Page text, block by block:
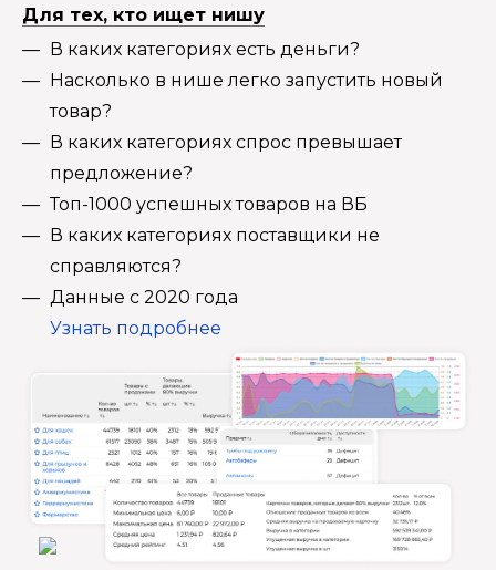
Для тех, кто ищет нишу
В каких категориях есть деньги?
Насколько в нише легко запустить новый
товар?
В каких категориях спрос превышает
предложение?
Топ-1000 успешных товаров на ВБ
В каких категориях поставщики не
справляются?
Данные с 2020 года
Узнать подробнее